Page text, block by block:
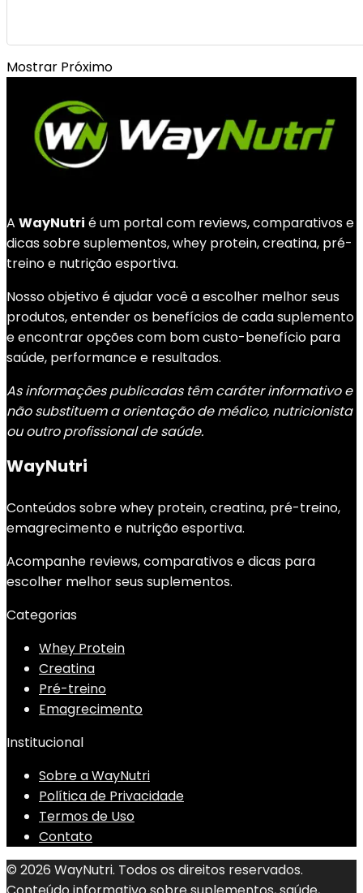
Mostrar Próximo
A WayNutri é um portal com reviews, comparativos e
dicas sobre suplementos, whey protein, creatina, pré-
treino e nutrição esportiva.
Nosso objetivo é ajudar você a escolher melhor seus
produtos, entender os benefícios de cada suplemento
e encontrar opções com bom custo-benefício para
saúde, performance e resultados.
As informações publicadas têm caráter informativo e
não substituem a orientação de médico, nutricionista
ou outro profissional de saúde.
WayNutri
Conteúdos sobre whey protein, creatina, pré-treino,
emagrecimento e nutrição esportiva.
Acompanhe reviews, comparativos e dicas para
escolher melhor seus suplementos.
Categorias
Whey Protein
Creatina
Pré-treino
Emagrecimento
Institucional
Sobre a WayNutri
Política de Privacidade
Termos de Uso
Contato
© 2026 WayNutri. Todos os direitos reservados.